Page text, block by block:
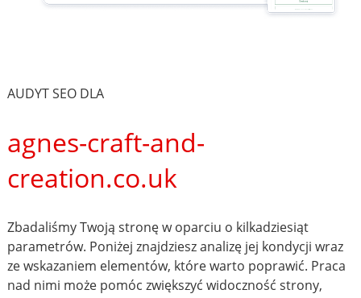
AUDYT SEO DLA
agnes-craft-and-
creation.co.uk
Zbadaliśmy Twoją stronę w oparciu o kilkadziesiąt
parametrów. Poniżej znajdziesz analizę jej kondycji wraz
ze wskazaniem elementów, które warto poprawić. Praca
nad nimi może pomóc zwiększyć widoczność strony,